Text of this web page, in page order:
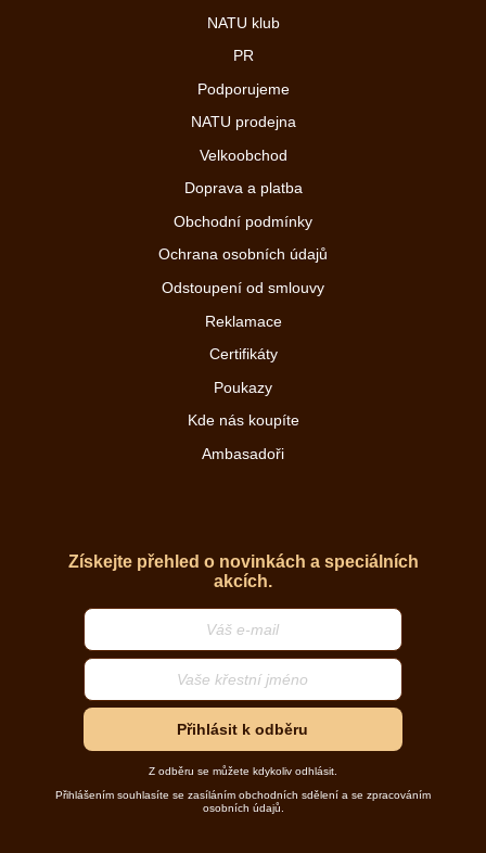
NATU klub
PR
Podporujeme
NATU prodejna
Velkoobchod
Doprava a platba
Obchodní podmínky
Ochrana osobních údajů
Odstoupení od smlouvy
Reklamace
Certifikáty
Poukazy
Kde nás koupíte
Ambasadoři
Získejte přehled o novinkách a speciálních
akcích.
Přihlásit k odběru
Z odběru se můžete kdykoliv odhlásit.
Přihlášením souhlasíte se zasíláním obchodních sdělení a se zpracováním
osobních údajů.